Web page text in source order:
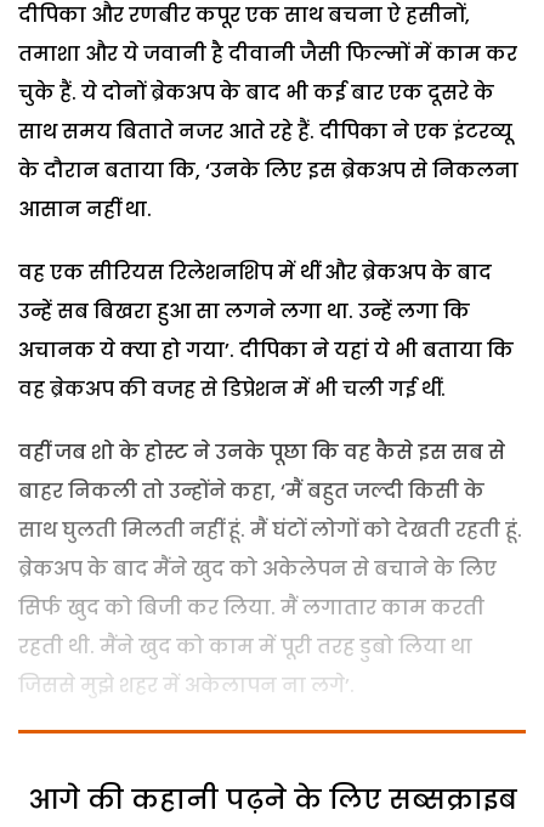
दीपिका और रणबीर कपूर एक साथ बचना ऐ हसीनों,
तमाशा और ये जवानी है दीवानी जैसी फिल्मों में काम कर
चुके हैं. ये दोनों ब्रेकअप के बाद भी कई बार एक दूसरे के
साथ समय बिताते नजर आते रहे हैं. दीपिका ने एक इंटरव्यू
के दौरान बताया कि, ‘उनके लिए इस ब्रेकअप से निकलना
आसान नहीं था.
वह एक सीरियस रिलेशनशिप में थीं और ब्रेकअप के बाद
उन्हें सब बिखरा हुआ सा लगने लगा था. उन्हें लगा कि
अचानक ये क्या हो गया’. दीपिका ने यहां ये भी बताया कि
वह ब्रेकअप की वजह से डिप्रेशन में भी चली गई थीं.
वहीं जब शो के होस्ट ने उनके पूछा कि वह कैसे इस सब से
बाहर निकली तो उन्होंने कहा, ‘मैं बहुत जल्दी किसी के
साथ घुलती मिलती नहीं हूं. मैं घंटों लोगों को देखती रहती हूं.
ब्रेकअप के बाद मैंने खुद को अकेलेपन से बचाने के लिए
सिर्फ खुद को बिजी कर लिया. मैं लगातार काम करती
रहती थी. मैंने खुद को काम में पूरी तरह डुबो लिया था
जिससे मुझे शहर में अकेलापन ना लगे’.
आगे की कहानी पढ़ने के लिए सब्सक्राइब